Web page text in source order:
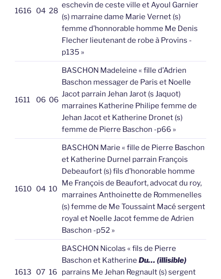
1616 04 28
eschevin de ceste ville et Ayoul Garnier
(s) marraine dame Marie Vernet (s)
femme d’honnorable homme Me Denis
Flecher lieutenant de robe à Provins -
p135 »
1611 06 06
BASCHON Madeleine « fille d’Adrien
Baschon messager de Paris et Noelle
Jacot parrain Jehan Jarot (s Jaquot)
marraines Katherine Philipe femme de
Jehan Jacot et Katherine Dronet (s)
femme de Pierre Baschon -p66 »
1610 04 10
BASCHON Marie « fille de Pierre Baschon
et Katherine Durnel parrain François
Debeaufort (s) fils d’honorable homme
Me François de Beaufort, advocat du roy,
marraines Anthoinette de Rommenelles
(s) femme de Me Toussaint Macé sergent
royal et Noelle Jacot femme de Adrien
Baschon -p52 »
1613 07 16
BASCHON Nicolas « fils de Pierre
Baschon et Katherine Du… (illisible)
parrains Me Jehan Regnault (s) sergent